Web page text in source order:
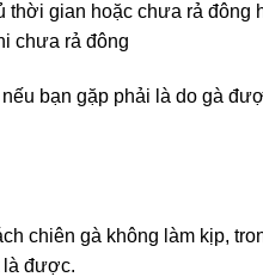
gian hoặc chưa rả
chưa rả đông
bạn gặp phải là do gà
chiên gà không làm kịp,
là được.